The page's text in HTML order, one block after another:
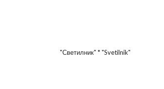
"Светилник" * "Svetilnik"